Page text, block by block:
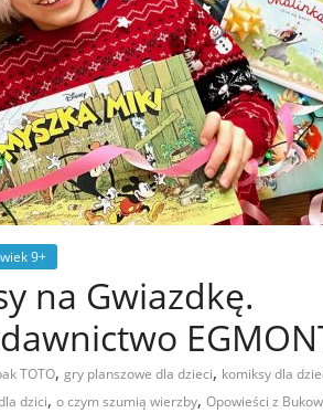
wiek 9+
na Gwiazdkę.
TOTO, gry planszowe dla dzieci, komiksy dla
dzici, o czym szumią wierzby, Opowieści z